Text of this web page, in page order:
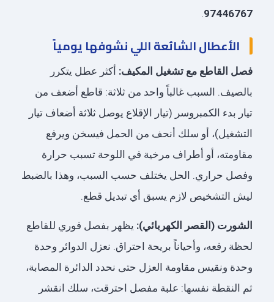
97446767
.
الأعطال الشائعة اللي نشوفها يومياً
فصل القاطع مع تشغيل المكيف: أكثر عطل يتكرر
بالصيف. السبب غالباً واحد من ثلاثة: قاطع أضعف من
تيار بدء الكمبروسر (تيار الإقلاع يوصل ثلاثة أضعاف تيار
التشغيل)، أو سلك أنحف من الحمل فيسخن ويرفع
مقاومته، أو أطراف مرخية في اللوحة تسبب حرارة
وفصل حراري. الحل يختلف حسب السبب، وهذا بالضبط
ليش التشخيص لازم يسبق أي تبديل قطع.
الشورت (القصر الكهربائي): يظهر بفصل فوري للقاطع
لحظة رفعه، وأحياناً بريحة احتراق. نعزل الدوائر وحدة
وحدة ونقيس مقاومة العزل حتى نحدد الدائرة المصابة،
ثم النقطة نفسها: علبة مفصل احترقت، سلك انقشر